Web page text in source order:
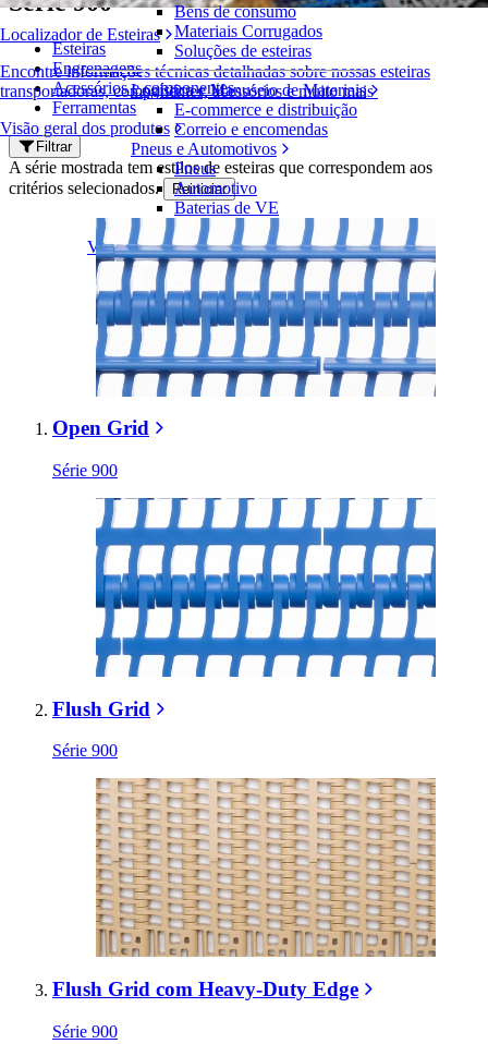
Localizador de Esteiras
Encontre informações técnicas detalhadas sobre nossas esteiras
transportadoras, componentes, acessórios e muito mais
Visão geral dos produtos
Bens de consumo
Materiais Corrugados
Soluções de esteiras
Logística e Manuseio de Materiais
E-commerce e distribuição
Correio e encomendas
Pneus e Automotivos
Pneus
Automotivo
Baterias de VE
Industrial
Visão geral das indústrias
Esteiras
Engrenagens
Acessórios e componentes
Ferramentas
Filtrar
A série mostrada tem estilos de esteiras que correspondem aos
critérios selecionados.
Reiniciar
Open Grid
Série 900
Flush Grid
Série 900
Flush Grid com Heavy-Duty Edge
Série 900